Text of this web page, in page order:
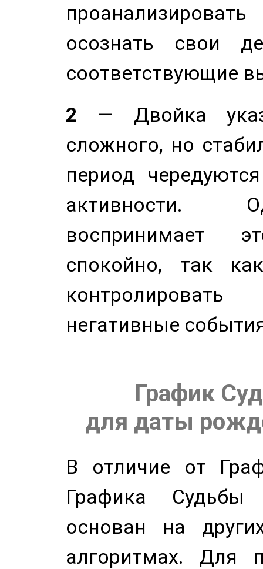
осознать свои
соответствующие
2 — Двойка
сложного, но
период
активности.
воспринимает
спокойно, так
негативные
График
для даты
В отличие от
Графика
основан на
алгоритмах. Для